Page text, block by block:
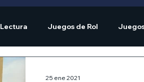
Lectura Juegos de Rol
25 ene 2021